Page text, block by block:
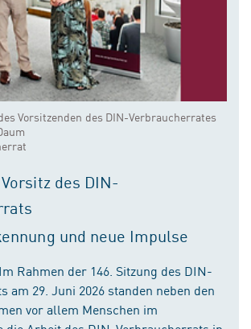
Vorsitzenden des DIN-Verbraucherrates
des DIN-
und neue Impulse
Rahmen der 146. Sitzung des DIN-
am 29. Juni 2026 standen neben den
vor allem Menschen im